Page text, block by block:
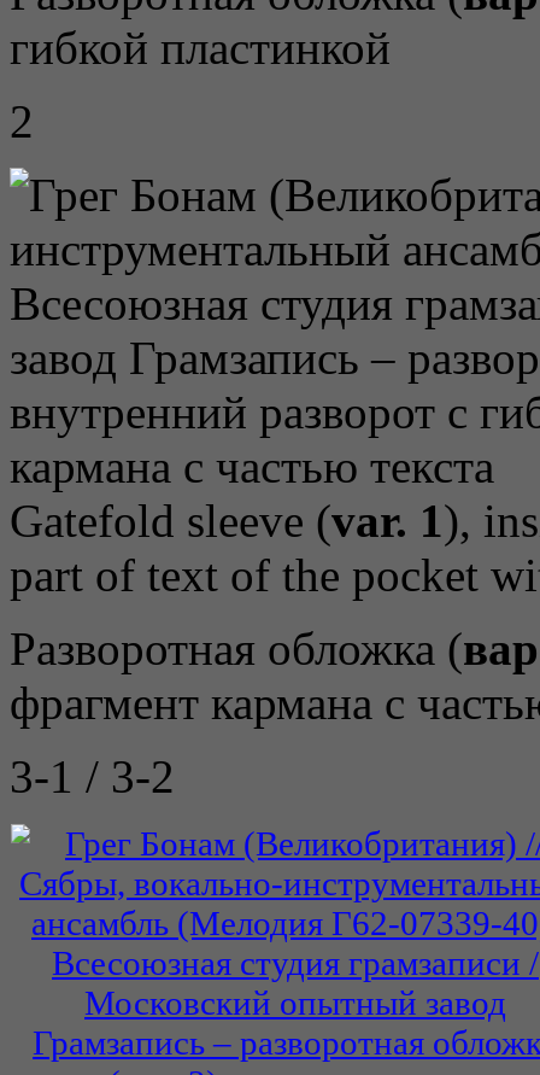
гибкой пластинкой
2
Gatefold sleeve (var. 1),
part of text of the pocket
Разворотная обложка (
фрагмент кармана с
3-1 / 3-2